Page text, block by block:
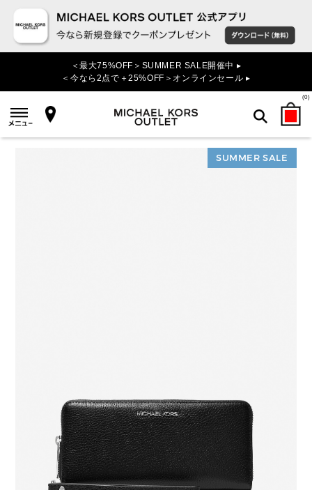
＜最大75%OFF＞SUMMER SALE開催中 ▸
＜今なら2点で＋25%OFF＞オンラインセール ▸
(0)
検索
SUMMER SALE